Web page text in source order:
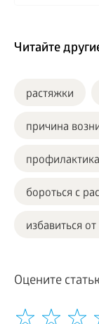
Читайте
растяжки
причина
бороться с
избавиться
Оцените